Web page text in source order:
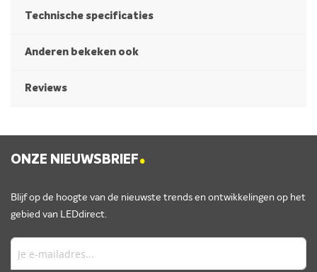
Technische specificaties
Anderen bekeken ook
Reviews
ONZE NIEUWSBRIEF.
Blijf op de hoogte van de nieuwste trends en ontwikkelingen op het
gebied van LEDdirect.